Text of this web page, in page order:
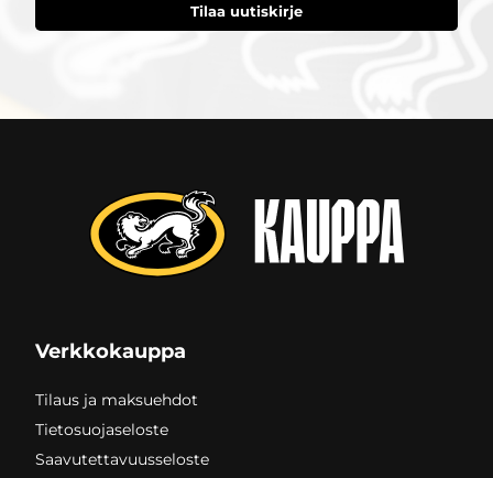
Verkkokauppa
Tilaus ja maksuehdot
Tietosuojaseloste
Saavutettavuusseloste